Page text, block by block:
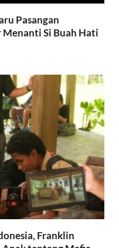
Pasangan
Menanti Si Buah Hati
Franklin